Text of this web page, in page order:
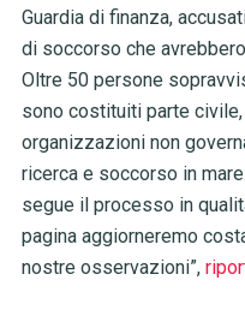
Guardia di finanza,
di soccorso che
Oltre 50 persone
sono costituiti parte
organizzazioni non
ricerca e soccorso in
segue il processo in
pagina aggiorneremo
nostre osservazioni”,